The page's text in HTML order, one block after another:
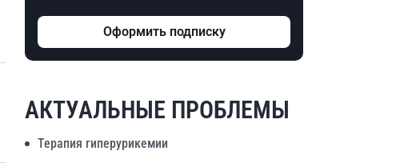
Оформить подписку
АКТУАЛЬНЫЕ ПРОБЛЕМЫ
Терапия гиперурикемии